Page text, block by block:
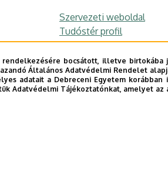
Szervezeti weboldal
Tudóstér profil
bocsátott, illetve
Általános Adatvédelmi Rendelet
adatait a Debreceni Egyetem
Adatvédelmi Tájékoztatónkat, amelyet